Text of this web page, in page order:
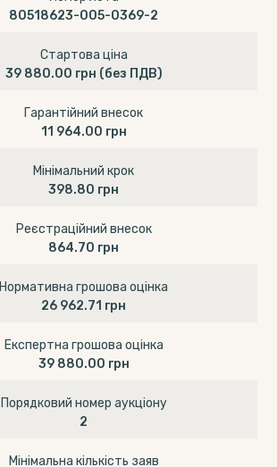
80518623-005-0369-2
Стартова ціна
39 880.00 грн (без ПДВ)
Гарантійний внесок
11 964.00 грн
Мінімальний крок
398.80 грн
Реєстраційний внесок
864.70 грн
Нормативна грошова оцінка
26 962.71 грн
Експертна грошова оцінка
39 880.00 грн
Порядковий номер аукціону
2
Мінімальна кількість заяв